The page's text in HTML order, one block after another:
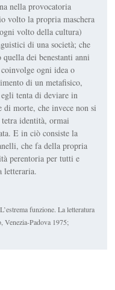
nella provocatoria
volto la propria maschera
volto della cultura)
di una società; che
dei bene­stanti anni
ogni idea o
di un metafisico,
tenta di deviare in
di morte, che invece non si
identità, ormai
E in ciò consiste la
che fa della propria
perentoria per tutti e
letteraria.
L’estrema funzione. La letteratura
Venezia-Padova 1975;